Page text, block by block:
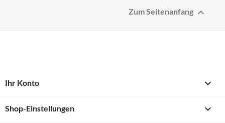
Zum Seitenanfang 
Ihr Konto 
Shop-Einstellungen keyboard_arrow_down